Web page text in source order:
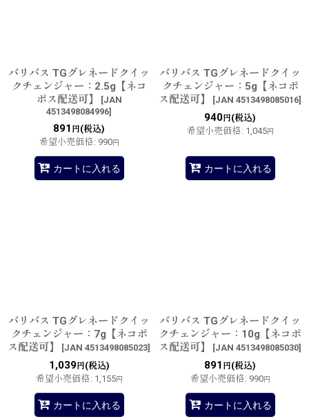
バリバス TGグレネードクイッ
クチェンジャー：2.5g【ネコ
ポス配送可】
[JAN
4513498084996]
891 円(税込)
希望小売価格: 990円
カートに入れる
バリバス TGグレネードクイッ
クチェンジャー：5g【ネコポ
ス配送可】
[JAN 4513498085016]
940 円(税込)
希望小売価格: 1,045円
カートに入れる
バリバス TGグレネードクイッ
クチェンジャー：7g【ネコポ
ス配送可】
[JAN 4513498085023]
1,039円(税込)
希望小売価格: 1,155円
カートに入れる
バリバス TGグレネードクイッ
クチェンジャー：10g【ネコポ
ス配送可】
[JAN 4513498085030]
891 円(税込)
希望小売価格: 990円
カートに入れる